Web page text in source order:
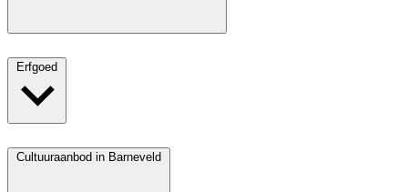
Erfgoed
Cultuuraanbod in Barneveld